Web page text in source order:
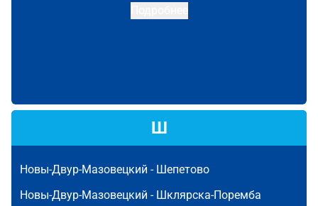
Ш
Новы-Двур-Мазовецкий - Шепетово
Новы-Двур-Мазовецкий - Шклярска-Поремба